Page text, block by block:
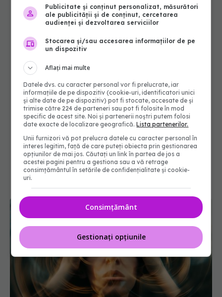
Publicitate și conținut personalizat, măsurători
ale publicității și de conținut, cercetarea
audienței și dezvoltarea serviciilor
Stocarea și/sau accesarea informațiilor de pe
un dispozitiv
Aflați mai multe
Datele dvs. cu caracter personal vor fi prelucrate, iar
informațiile de pe dispozitiv (cookie-uri, identificatori unici
și alte date de pe dispozitiv) pot fi stocate, accesate de și
trimise către 224 de parteneri sau pot fi folosite în mod
specific de acest site. Noi și partenerii noștri putem folosi
date exacte de localizare geografică.Lista partenerilor.
Unii furnizori vă pot prelucra datele cu caracter personal în
interes legitim, față de care puteți obiecta prin gestionarea
opțiunilor de mai jos. Căutați un link în partea de jos a
acestei pagini pentru a gestiona sau a vă retrage
consimțământul în setările de confidențialitate și cookie-
uri.
Consimțământ
Gestionați opțiunile